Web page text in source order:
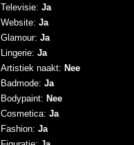
Televisie: Ja
Website: Ja
Glamour: Ja
Lingerie: Ja
Artistiek naakt: Nee
Badmode: Ja
Bodypaint: Nee
Cosmetica: Ja
Fashion: Ja